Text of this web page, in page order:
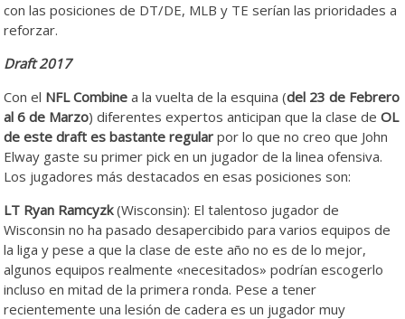
con las posiciones de DT/DE, MLB y TE serían las prioridades a
reforzar.
Draft 2017
Con el NFL Combine a la vuelta de la esquina (del 23 de Febrero
al 6 de Marzo) diferentes expertos anticipan que la clase deOL
de este draft es bastante regular por lo que no creo que John
Elway gaste su primer pick en un jugador de la linea ofensiva.
Los jugadores más destacados en esas posiciones son:
LT Ryan Ramcyzk(Wisconsin): El talentoso jugador de
Wisconsin no ha pasado desapercibido para varios equipos de
la liga y pese a que la clase de este año no es de lo mejor,
algunos equipos realmente «necesitados» podrían escogerlo
incluso en mitad de la primera ronda. Pese a tener
recientemente una lesión de cadera es un jugador muy